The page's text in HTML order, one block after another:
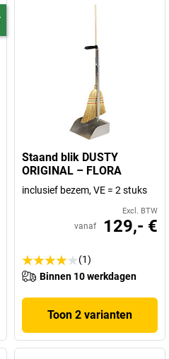
Staand blik DUSTY
ORIGINAL – FLORA
inclusief bezem, VE = 2 stuks
Excl. BTW
vanaf 129,- €
(1)
Binnen 10 werkdagen
Toon 2 varianten